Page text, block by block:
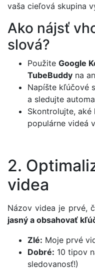
vaša cieľová skupina
Ako nájsť
slová?
Použite Google
TubeBuddy na
Napíšte kľúčové
a sledujte
Skontrolujte,
populárne videá
2.
videa
Názov videa je prvé,
jasný a obsahovať
Zlé: Moje prvé
Dobré: 10 tipov
sledovanosť!)